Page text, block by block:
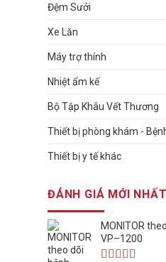
Đệm Sưởi
Xe Lăn
Máy trợ thính
Nhiệt ẩm kế
Bộ Tập Khâu Vết Thương
Thiết bị phòng khám -
Thiết bị y tế khác
ĐÁNH GIÁ MỚI NHẤT
MONITOR
VP–1200